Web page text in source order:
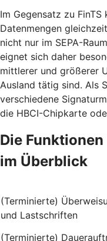
Im Gegensatz zu
Datenmengen
nicht nur im SEPA-
eignet sich daher
mittlerer und größerer
Ausland tätig sind. Als
verschiedene
die HBCI-Chipkarte
Die Funktionen
im Überblick
(Terminierte)
und Lastschriften
(Terminierte)